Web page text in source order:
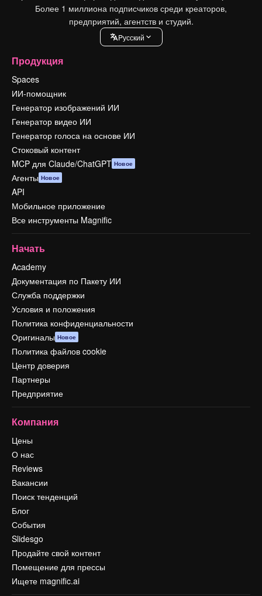
Более 1 миллиона подписчиков среди креаторов,
предприятий, агентств и студий.
Pусский
Продукция
Spaces
ИИ-помощник
Генератор изображений ИИ
Генератор видео ИИ
Генератор голоса на основе ИИ
Стоковый контент
MCP для Claude/ChatGPT Новое
Агенты Новое
API
Мобильное приложение
Все инструменты Magnific
Начать
Academy
Документация по Пакету ИИ
Служба поддержки
Условия и положения
Политика конфиденциальности
Оригиналы Новое
Политика файлов cookie
Центр доверия
Партнеры
Предприятие
Компания
Цены
О нас
Reviews
Вакансии
Поиск тенденций
Блог
События
Slidesgo
Продайте свой контент
Помещение для прессы
Ищете magnific.ai